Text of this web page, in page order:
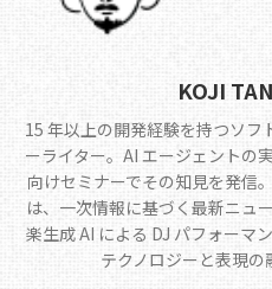
KOJI
15 年以上の開発経験を持つソフ
ーライター。AI エージェントの
向けセミナーでその知見を発信
は、一次情報に基づく最新ニュ
楽生成 AI による DJ パフォーマ
テクノロジーと表現の